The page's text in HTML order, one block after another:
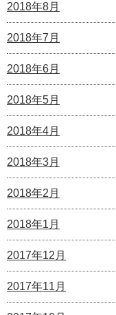
2018年8月
2018年7月
2018年6月
2018年5月
2018年4月
2018年3月
2018年2月
2018年1月
2017年12月
2017年11月